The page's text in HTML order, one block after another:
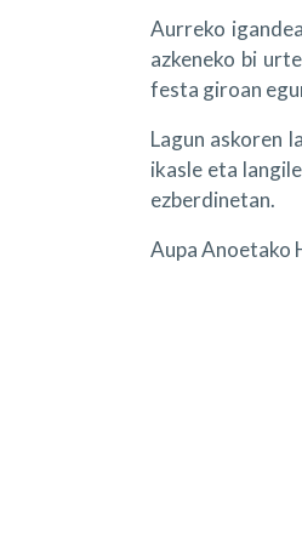
Aurreko
azkeneko bi
festa giroan
Lagun askoren
ikasle eta
ezberdinetan.
Aupa Anoetako